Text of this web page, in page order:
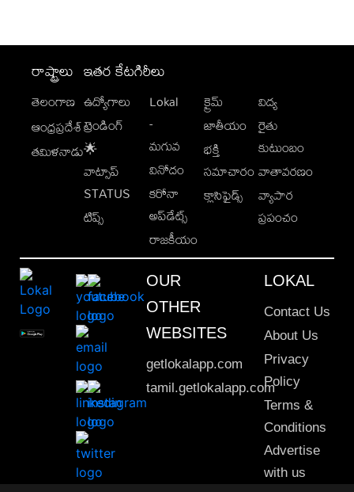
రాష్ట్రాలు
తెలంగాణ
ఆంధ్రప్రదేశ్
తమిళనాడు
ఇతర కేటగిరీలు
ఉద్యోగాలు
ట్రెండింగ్
🌟
వాట్సాప్
STATUS
టిప్స్
Lokal
-
మగువ
వినోదం
కరోనా
అప్‌డేట్స్
రాజకీయం
క్రైమ్
జాతీయం
భక్తి
సమాచారం
క్లాసిఫైడ్స్
విద్య
రైతు
కుటుంబం
వాతావరణం
వ్యాపార
ప్రపంచం
OUR
OTHER
WEBSITES
getlokalapp.com
tamil.getlokalapp.com
LOKAL
Contact Us
About Us
Privacy
Policy
Terms &
Conditions
Advertise
with us